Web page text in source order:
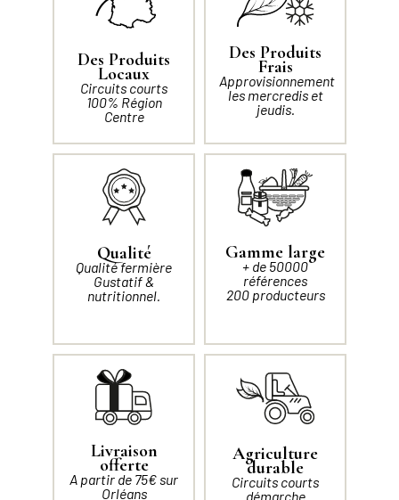
Des Produits
Locaux
Circuits courts
100% Région
Centre
Des Produits
Frais
Approvisionnement
les mercredis et
jeudis.
Qualité
Qualité fermière
Gustatif &
nutritionnel.
Gamme large
+ de 50000
références
200 producteurs
Livraison
offerte
A partir de 75€ sur
Orléans
Agriculture
durable
Circuits courts
démarche